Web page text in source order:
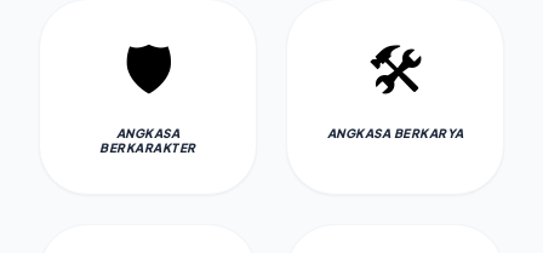
🛡️
ANGKASA
BERKARAKTER
🛠️
ANGKASA BERKARYA